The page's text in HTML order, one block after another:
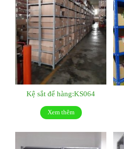
Kệ sắt để hàng:KS064
Xem thêm